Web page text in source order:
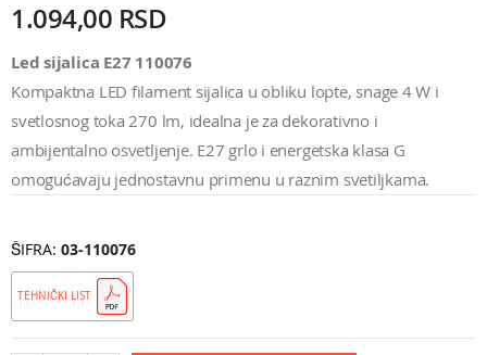
1.094,00 RSD
Led sijalica E27 110076
Kompaktna LED filament sijalica u obliku lopte, snage 4 W i
svetlosnog toka 270 lm, idealna je za dekorativno i
ambijentalno osvetljenje. E27 grlo i energetska klasa G
omogućavaju jednostavnu primenu u raznim svetiljkama.
ŠIFRA 03-110076
TEHNIČKI LIST